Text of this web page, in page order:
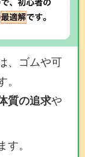
、ゴムや可
質の追求や
す。